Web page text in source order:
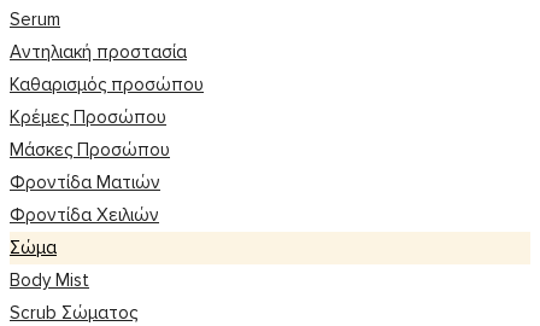
Serum
Αντηλιακή προστασία
Καθαρισμός προσώπου
Κρέμες Προσώπου
Μάσκες Προσώπου
Φροντίδα Ματιών
Φροντίδα Χειλιών
Σώμα
Body Mist
Scrub Σώματος